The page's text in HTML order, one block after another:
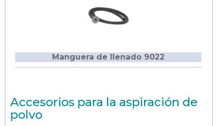
Manguera de llenado 9022
Accesorios para la aspiración de
polvo